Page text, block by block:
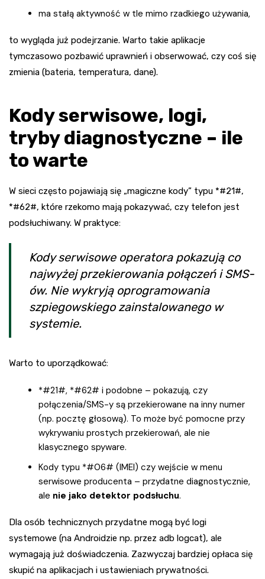
ma stałą aktywność w tle mimo rzadkiego używania,
to wygląda już podejrzanie. Warto takie aplikacje
tymczasowo pozbawić uprawnień i obserwować, czy coś się
zmienia (bateria, temperatura, dane).
Kody serwisowe, logi,
tryby diagnostyczne – ile
to warte
W sieci często pojawiają się „magiczne kody” typu *#21#,
*#62#, które rzekomo mają pokazywać, czy telefon jest
podsłuchiwany. W praktyce:
Kody serwisowe operatora pokazują co
najwyżej przekierowania połączeń i SMS-
ów. Nie wykryją oprogramowania
szpiegowskiego zainstalowanego w
systemie.
Warto to uporządkować:
*#21#, *#62# i podobne – pokazują, czy
połączenia/SMS-y są przekierowane na inny numer
(np. pocztę głosową). To może być pomocne przy
wykrywaniu prostych przekierowań, ale nie
klasycznego spyware.
Kody typu *#06# (IMEI) czy wejście w menu
serwisowe producenta – przydatne diagnostycznie,
ale nie jako detektor podsłuchu.
Dla osób technicznych przydatne mogą być logi
systemowe (na Androidzie np. przez adb logcat), ale
wymagają już doświadczenia. Zazwyczaj bardziej opłaca się
skupić na aplikacjach i ustawieniach prywatności.